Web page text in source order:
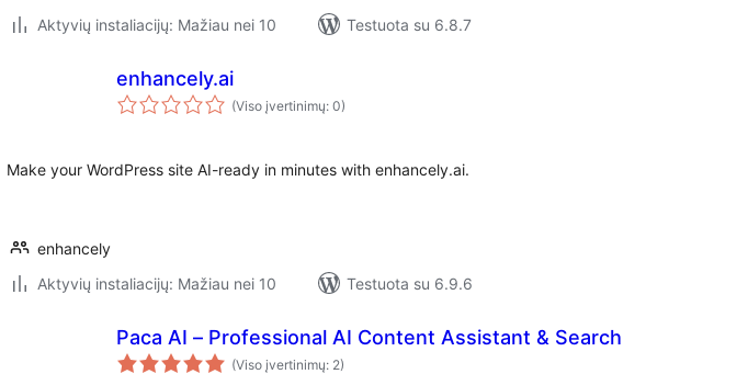
Aktyvių instaliacijų: Mažiau nei 10
Testuota su 6.8.7
enhancely.ai
(Viso įvertinimų: 0)
Make your WordPress site AI-ready in minutes with enhancely.ai.
enhancely
Aktyvių instaliacijų: Mažiau nei 10
Testuota su 6.9.6
Paca AI – Professional AI Content Assistant & Search
(Viso įvertinimų: 2)